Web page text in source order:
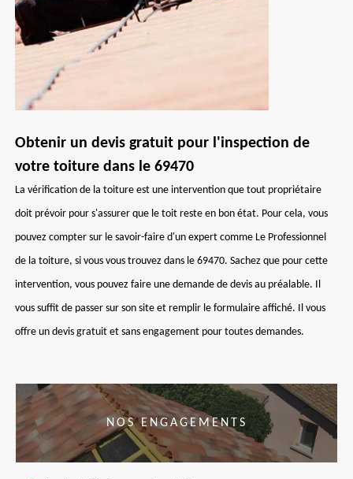
Obtenir un devis gratuit pour l'inspection de
votre toiture dans le 69470
La vérification de la toiture est une intervention que tout propriétaire
doit prévoir pour s'assurer que le toit reste en bon état. Pour cela, vous
pouvez compter sur le savoir-faire d'un expert comme Le Professionnel
de la toiture, si vous vous trouvez dans le 69470. Sachez que pour cette
intervention, vous pouvez faire une demande de devis au préalable. Il
vous suffit de passer sur son site et remplir le formulaire affiché. Il vous
offre un devis gratuit et sans engagement pour toutes demandes.
NOS ENGAGEMENTS